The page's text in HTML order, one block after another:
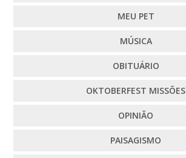
MEU PET
MÚSICA
OBITUÁRIO
OKTOBERFEST MISSÕES
OPINIÃO
PAISAGISMO